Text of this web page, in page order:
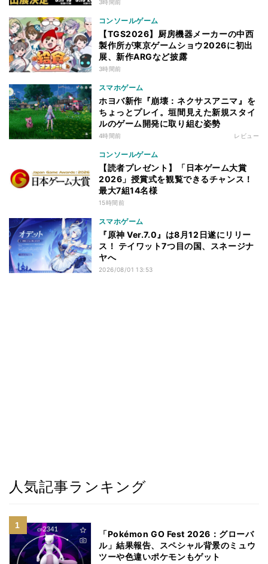
3時間前
コンソールゲーム
【TGS2026】厨房機器メーカーの中西
製作所が東京ゲームショウ2026に初出
展、新作ARGなど披露
3時間前
スマホゲーム
ホヨバ新作『崩壊：ネクサスアニマ』を
ちょっとプレイ。垣間見えた新規スタイ
ルのゲーム開発に取り組む姿勢
4時間前 レビュー
コンソールゲーム
【読者プレゼント】「日本ゲーム大賞
2026」授賞式を観覧できるチャンス！
最大7組14名様
15時間前
スマホゲーム
『原神 Ver.7.0』は8月12日遂にリリー
ス！ テイワット7つ目の国、スネージナ
ヤへ
2026/08/01 13:53
人気記事ランキング
「Pokémon GO Fest 2026：グローバ
ル」結果報告、スペシャル背景のミュウ
ツーや色違いポケモンもゲット